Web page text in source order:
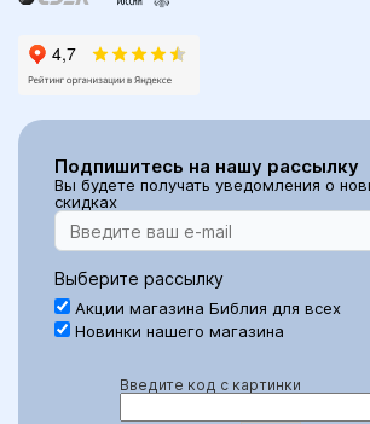
Подпишитесь на нашу рассылку
Вы будете получать уведомления о
скидках
Выберите рассылку
Акции магазина Библия для всех
Новинки нашего магазина
Введите код с картинки